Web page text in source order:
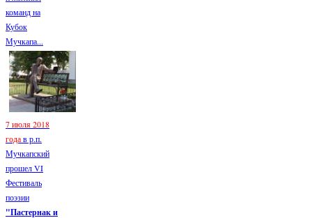
команд на
Кубок
Мучкапа...
7 июля 2018
годав р.п.
Мучкапский
прошел VI
Фестиваль
поэзии
"Пастернак и